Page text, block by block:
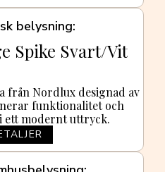
belysning
Spike Svart/Vit
från Nordlux designad av
funktionalitet och
ett modernt uttryck.